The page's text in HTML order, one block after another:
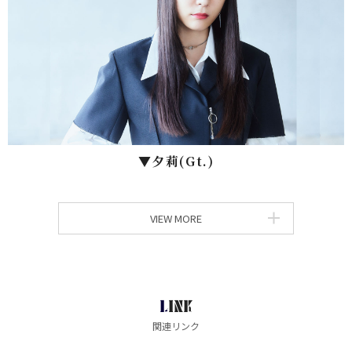
▼⼣莉(Gt.)
VIEW MORE
LINK
関連リンク